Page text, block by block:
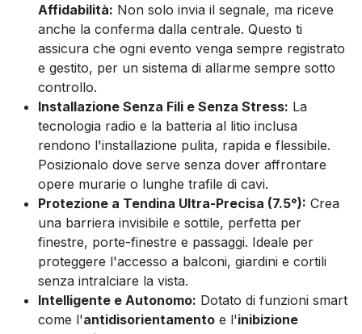
Affidabilità: Non solo invia il segnale, ma riceve
anche la conferma dalla centrale. Questo ti
assicura che ogni evento venga sempre registrato
e gestito, per un sistema di allarme sempre sotto
controllo.
Installazione Senza Fili e Senza Stress: La
tecnologia radio e la batteria al litio inclusa
rendono l'installazione pulita, rapida e flessibile.
Posizionalo dove serve senza dover affrontare
opere murarie o lunghe trafile di cavi.
Protezione a Tendina Ultra-Precisa (7.5°): Crea
una barriera invisibile e sottile, perfetta per
finestre, porte-finestre e passaggi. Ideale per
proteggere l'accesso a balconi, giardini e cortili
senza intralciare la vista.
Intelligente e Autonomo: Dotato di funzioni smart
come l'antidisorientamento e l'inibizione